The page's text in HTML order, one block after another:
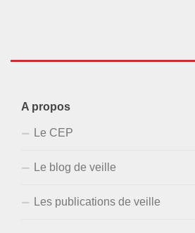
A propos
Le CEP
Le blog de veille
Les publications de veille